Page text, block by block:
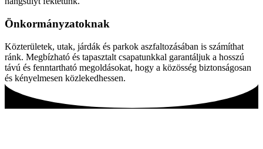
Önkormányzatoknak
Közterületek, utak, járdák és parkok aszfaltozásában is számíthat
ránk. Megbízható és tapasztalt csapatunkkal garantáljuk a hosszú
távú és fenntartható megoldásokat, hogy a közösség biztonságosan
és kényelmesen közlekedhessen.